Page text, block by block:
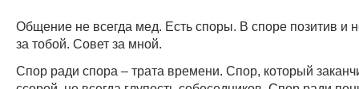
Общение не всегда мед. Есть споры. В споре позитив и
за тобой. Совет за мной.
Спор ради спора – трата времени. Спор, который